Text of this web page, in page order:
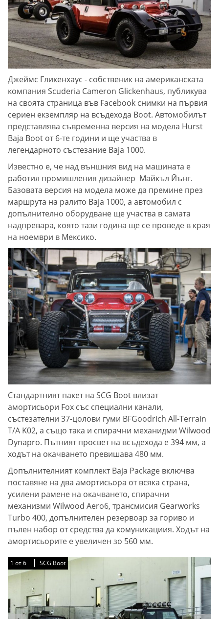
Джеймс Гликенхаус - собственик на американската
компания Scuderia Cameron Glickenhaus, публикува
на своята страница във Facebook снимки на първия
сериен екземпляр на всъдехода Boot. Автомобилът
представлява съвременна версия на модела Hurst
Baja Boot от 6-те години и ще участва в
легендарното състезание Baja 1000.
Известно е, че над външния вид на машината е
работил промишления дизайнер Майкъл Йънг.
Базовата версия на модела може да премине през
маршрута на ралито Baja 1000, а автомобил с
допълнително оборудване ще участва в самата
надпревара, която тази година ще се проведе в края
на ноември в Мексико.
Стандартният пакет на SCG Boot влизат
амортисьори Fox със специални канали,
състезателни 37-цолови гуми BFGoodrich All-Terrain
T/A K02, а също така и спирачни механидми Wilwood
Dynapro. Пътният просвет на всъдехода е 394 мм, а
ходът на окачването превишава 480 мм.
Допълнителният комплект Baja Package включва
поставяне на два амортисьора от всяка страна,
усилени рамене на окачването, спирачни
механизми Wilwood Aero6, трансмисия Gearworks
Turbo 400, допълнителен резервоар за гориво и
пълен набор от средства да комуникациия. Ходът на
амортисьорите е увеличен зо 560 мм.
1 от6 SCG Boot
1 от6 SCG Boot
1 от6 SCG Boot
1 от6 SCG Boot
1 от6 SCG Boot
1 от6 SCG Boot